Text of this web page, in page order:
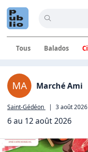
Tous Balados
Annonces
MA Marché Ami
Saint-Gédéon | 3 août 2026
6 au 12 août 2026